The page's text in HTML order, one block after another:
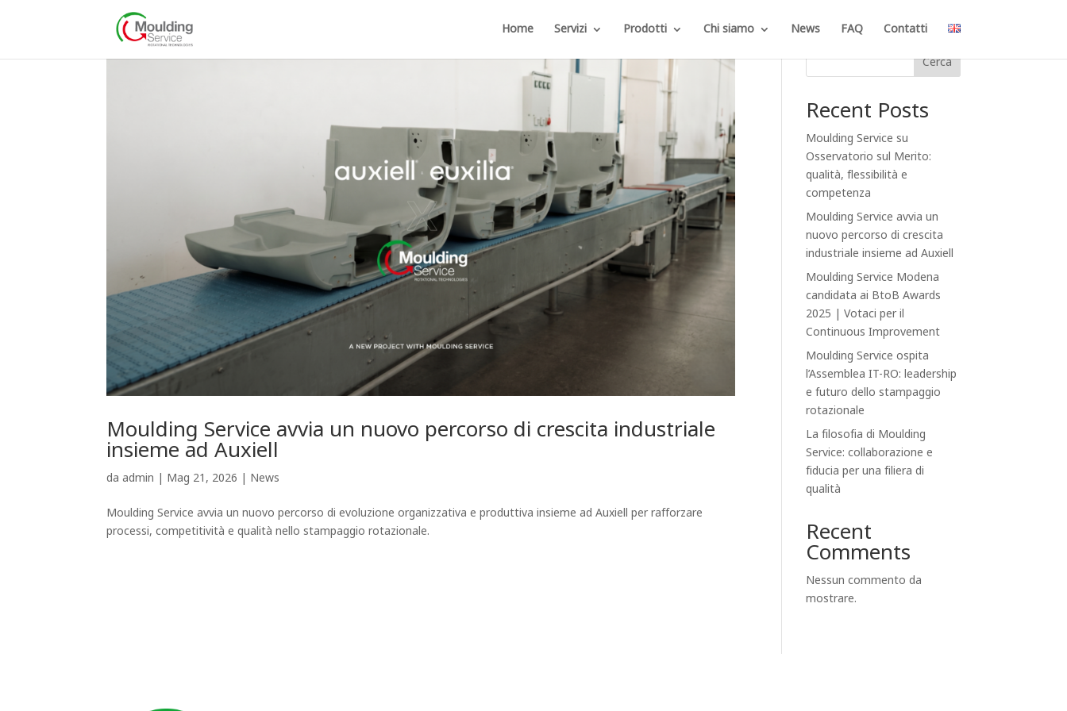
Home Servizi Prodotti Chi siamo News FAQ Contatti
Moulding Service avvia un nuovo percorso di crescita industriale
insieme ad Auxiell
daadmin | Mag 21, 2026 | News
Moulding Service avvia un nuovo percorso di evoluzione organizzativa e produttiva insieme ad Auxiell per rafforzare
processi, competitività e qualità nello stampaggio rotazionale.
Cerca
Recent Posts
Moulding Service su
Osservatorio sul Merito:
qualità, flessibilità e
competenza
Moulding Service avvia un
nuovo percorso di crescita
industriale insieme ad Auxiell
Moulding Service Modena
candidata ai BtoB Awards
2025 | Votaci per il
Continuous Improvement
Moulding Service ospita
l’Assemblea IT-RO: leadership
e futuro dello stampaggio
rotazionale
La filosofia di Moulding
Service: collaborazione e
fiducia per una filiera di
qualità
Recent
Comments
Nessun commento da
mostrare.